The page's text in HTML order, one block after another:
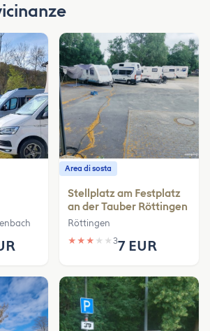
Area di sosta
Stellplatz am Festplatz
an der Tauber Röttingen
Röttingen
★ ★ ★ ★ ★ 37 EUR